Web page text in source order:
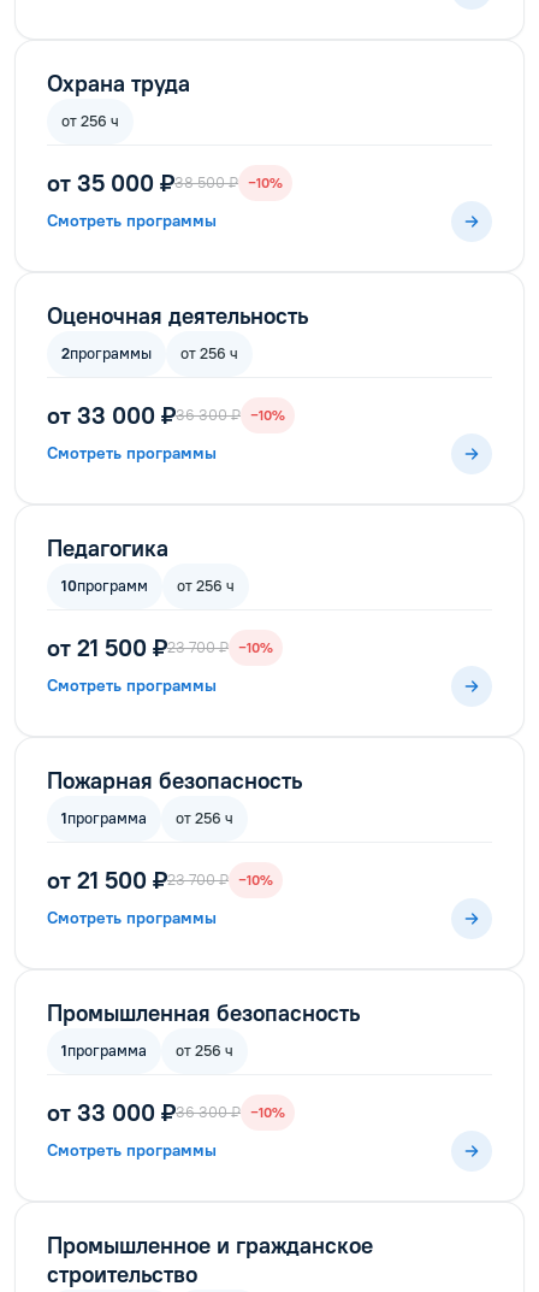
Охрана труда
от 256 ч
от 35 000 ₽38 500 ₽ −10%
Смотреть программы
Оценочная деятельность
2программы от 256 ч
от 33 000 ₽36 300 ₽ −10%
Смотреть программы
Педагогика
10программ от 256 ч
от 21 500 ₽23 700 ₽ −10%
Смотреть программы
Пожарная безопасность
1программа от 256 ч
от 21 500 ₽23 700 ₽ −10%
Смотреть программы
Промышленная безопасность
1программа от 256 ч
от 33 000 ₽36 300 ₽ −10%
Смотреть программы
Промышленное и гражданское
строительство